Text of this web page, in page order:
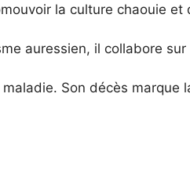
la culture chaouie
auressien, il collabore sur
Son décès marque